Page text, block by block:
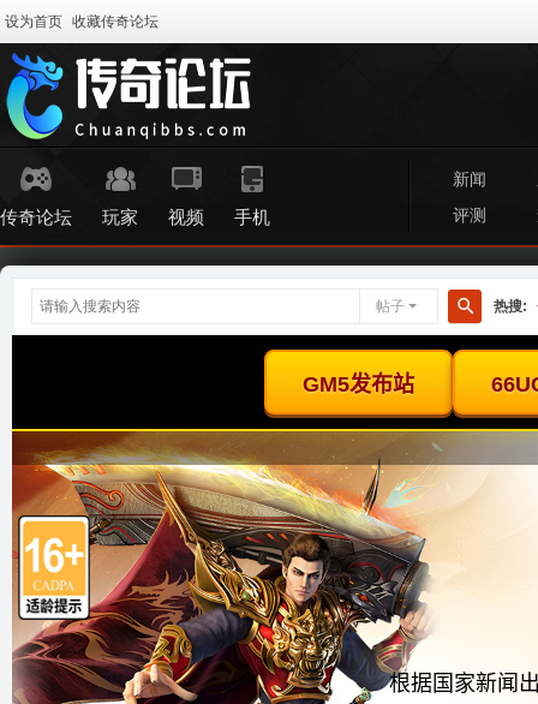
设为首页 收藏传奇论坛
传奇论坛 玩家 视频 手机
新闻
评测
帖子
搜
热搜: